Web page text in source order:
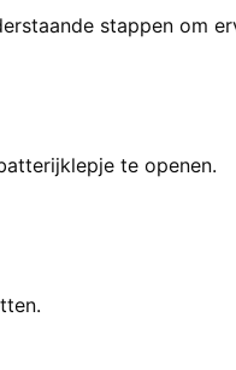
stappen om
te openen.